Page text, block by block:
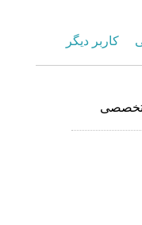
کاربر دیگر
تخصصی